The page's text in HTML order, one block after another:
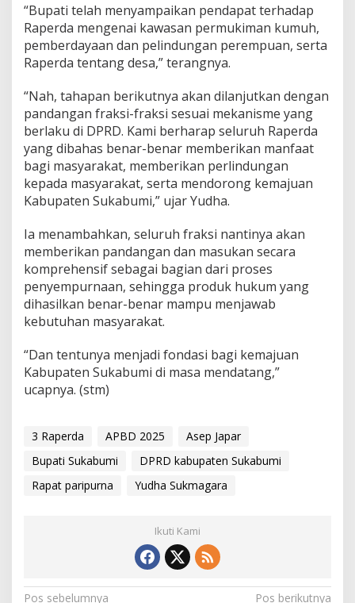
“Bupati telah menyampaikan pendapat terhadap
Raperda mengenai kawasan permukiman kumuh,
pemberdayaan dan pelindungan perempuan, serta
Raperda tentang desa,” terangnya.
“Nah, tahapan berikutnya akan dilanjutkan dengan
pandangan fraksi-fraksi sesuai mekanisme yang
berlaku di DPRD. Kami berharap seluruh Raperda
yang dibahas benar-benar memberikan manfaat
bagi masyarakat, memberikan perlindungan
kepada masyarakat, serta mendorong kemajuan
Kabupaten Sukabumi,” ujar Yudha.
Ia menambahkan, seluruh fraksi nantinya akan
memberikan pandangan dan masukan secara
komprehensif sebagai bagian dari proses
penyempurnaan, sehingga produk hukum yang
dihasilkan benar-benar mampu menjawab
kebutuhan masyarakat.
“Dan tentunya menjadi fondasi bagi kemajuan
Kabupaten Sukabumi di masa mendatang,”
ucapnya. (stm)
3 Raperda APBD 2025
Asep Japar
Bupati Sukabumi
DPRD kabupaten Sukabumi
Rapat paripurna
Yudha Sukmagara
Ikuti Kami
Pos sebelumnya Pos berikutnya